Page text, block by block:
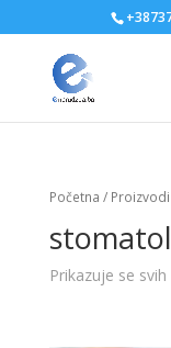
Početna /
Prikazuje se